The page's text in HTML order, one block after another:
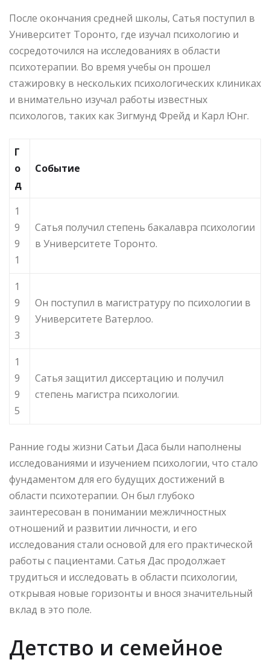
После окончания средней школы, Сатья поступил в
Университет Торонто, где изучал психологию и
сосредоточился на исследованиях в области
психотерапии. Во время учебы он прошел
стажировку в нескольких психологических клиниках
и внимательно изучал работы известных
психологов, таких как Зигмунд Фрейд и Карл Юнг.
Г
о
д
Событие
1
9
9
1
Сатья получил степень бакалавра психологии
в Университете Торонто.
1
9
9
3
Он поступил в магистратуру по психологии в
Университете Ватерлоо.
1
9
9
5
Сатья защитил диссертацию и получил
степень магистра психологии.
Ранние годы жизни Сатьи Даса были наполнены
исследованиями и изучением психологии, что стало
фундаментом для его будущих достижений в
области психотерапии. Он был глубоко
заинтересован в понимании межличностных
отношений и развитии личности, и его
исследования стали основой для его практической
работы с пациентами. Сатья Дас продолжает
трудиться и исследовать в области психологии,
открывая новые горизонты и внося значительный
вклад в это поле.
Детство и семейное